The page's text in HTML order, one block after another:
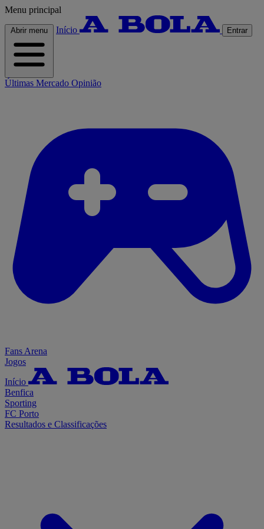
Menu principal
Abrir menu Início Entrar
Últimas Mercado Opinião
Fans Arena
Jogos
Início
Benfica
Sporting
FC Porto
Resultados e Classificações